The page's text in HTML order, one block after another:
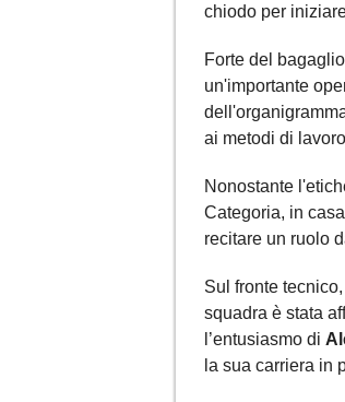
chiodo per
Forte del
un'importante
ai metodi di
Nonostante
Categoria, in
recitare un ruolo
Sul fronte
squadra è stata
l’entusiasmo di
la sua carriera in